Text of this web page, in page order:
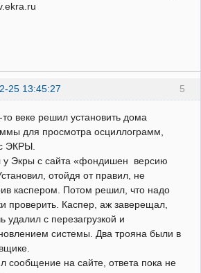
5
25 13:45:27
веке решил установить дома
для просмотра осциллограмм,
ЭКРЫ.
у Экры с сайта «фондишен версию
отойдя от правил, не
каспером. Потом решил, что надо
проверить. Каспер, аж заверещал,
удалил с перезагрузкой и
системы. Два трояна были в
сообщение на сайте, ответа пока не